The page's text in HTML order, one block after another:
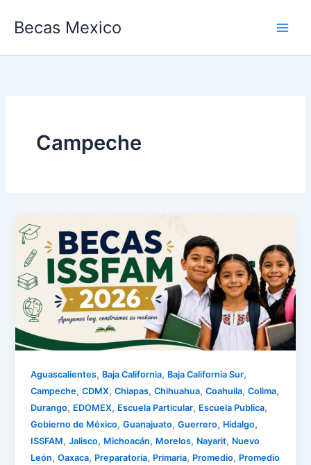
Becas Mexico
Campeche
Aguascalientes, Baja California, Baja California Sur,
Campeche,CDMX,Chiapas,Chihuahua,Coahuila,Colima,
Durango, EDOMEX, Escuela Particular, Escuela Publica,
Gobierno de México,Guanajuato,Guerrero, Hidalgo,
ISSFAM,Jalisco, Michoacán, Morelos, Nayarit, Nuevo
León,Oaxaca, Preparatoria, Primaria, Promedio, Promedio